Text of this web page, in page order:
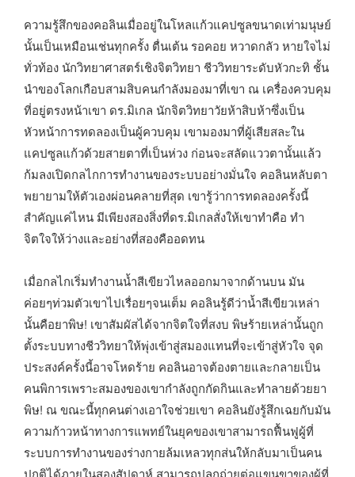
ความรู้สึกของคอลินเมื่ออยู่ในโหลแก้วแคปซูลขนาดเท่ามนุษย์
นั้นเป็นเหมือนเช่นทุกครั้ง ตื่นเต้น รอคอย หวาดกลัว หายใจไม่
ทั่วท้อง นักวิทยาศาสตร์เชิงจิตวิทยา ชีววิทยาระดับหัวกะทิ ชั้น
นำของโลกเกือบสามสิบคนกำลังมองมาที่เขา ณ เครื่องควบคุม
ที่อยู่ตรงหน้าเขา ดร.มิเกล นักจิตวิทยาวัยห้าสิบห้าซึ่งเป็น
หัวหน้าการทดลองเป็นผู้ควบคุม เขามองมาที่ผู้เสียสละใน
แคปซูลแก้วด้วยสายตาที่เป็นห่วง ก่อนจะสลัดแววตานั้นแล้ว
ก้มลงเปิดกลไกการทำงานของระบบอย่างมั่นใจ คอลินหลับตา
พยายามให้ตัวเองผ่อนคลายที่สุด เขารู้ว่าการทดลองครั้งนี้
สำคัญแค่ไหน มีเพียงสองสิ่งที่ดร.มิเกลสั่งให้เขาทำคือ ทำ
จิตใจให้ว่างและอย่างที่สองคืออดทน
เมื่อกลไกเริ่มทำงานน้ำสีเขียวไหลออกมาจากด้านบน มัน
ค่อยๆท่วมตัวเขาไปเรื่อยๆจนเต็ม คอลินรู้ดีว่าน้ำสีเขียวเหล่า
นั้นคือยาพิษ! เขาสัมผัสได้จากจิตใจที่สงบ พิษร้ายเหล่านั้นถูก
ตั้งระบบทางชีววิทยาให้พุ่งเข้าสู่สมองแทนที่จะเข้าสู่หัวใจ จุด
ประสงค์ครั้งนี้อาจโหดร้าย คอลินอาจต้องตายและกลายเป็น
คนพิการเพราะสมองของเขากำลังถูกกัดกินและทำลายด้วยยา
พิษ! ณ ขณะนี้ทุกคนต่างเอาใจช่วยเขา คอลินยังรู้สึกเฉยกับมัน
ความก้าวหน้าทางการแพทย์ในยุคของเขาสามารถฟื้นฟูผู้ที่
ระบบการทำงานของร่างกายล้มเหลวทุกส่นให้กลับมาเป็นคน
ปกติได้ภายในสองสัปดาห์ สามารถปลูกถ่ายต่อแขนขาของผู้ที่